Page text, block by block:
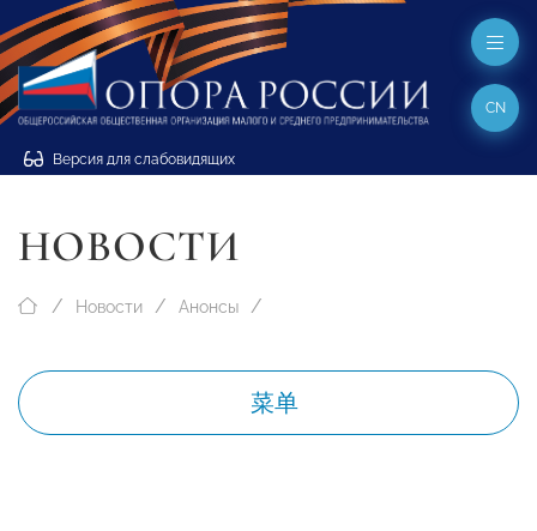
Версия для слабовидящих
CN
НОВОСТИ
Новости Анонсы
菜单